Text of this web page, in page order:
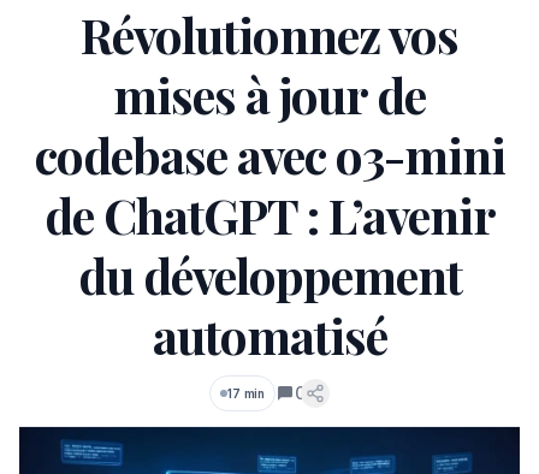
Révolutionnez vos
mises à jour de
codebase avec o3-mini
de ChatGPT : L’avenir
du développement
automatisé
17 min 0
Commentaires